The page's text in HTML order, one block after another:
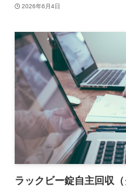
2026年6月4日
ラックビー錠自主回収